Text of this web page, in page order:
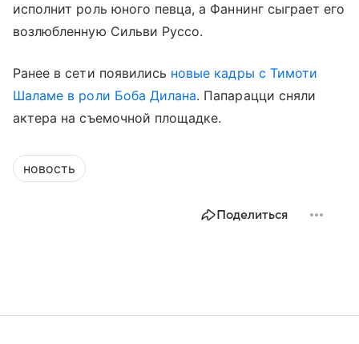
исполнит роль юного певца, а Фаннинг сыграет его
возлюбленную Сильви Руссо.
Ранее в сети появились новые кадры с Тимоти
Шаламе в роли Боба Дилана. Папарацци сняли
актера на съемочной площадке.
новость
Поделиться